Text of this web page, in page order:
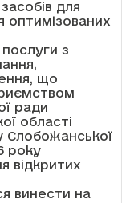
для
оптимізованих
з
що
ради
області
Слобожанської
року
винести на